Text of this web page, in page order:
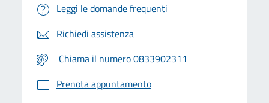
Leggi le domande frequenti
Richiedi assistenza
Chiama il numero 0833902311
Prenota appuntamento